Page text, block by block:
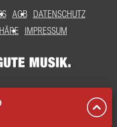
AGB DATENSCHUTZ
IMPRESSUM